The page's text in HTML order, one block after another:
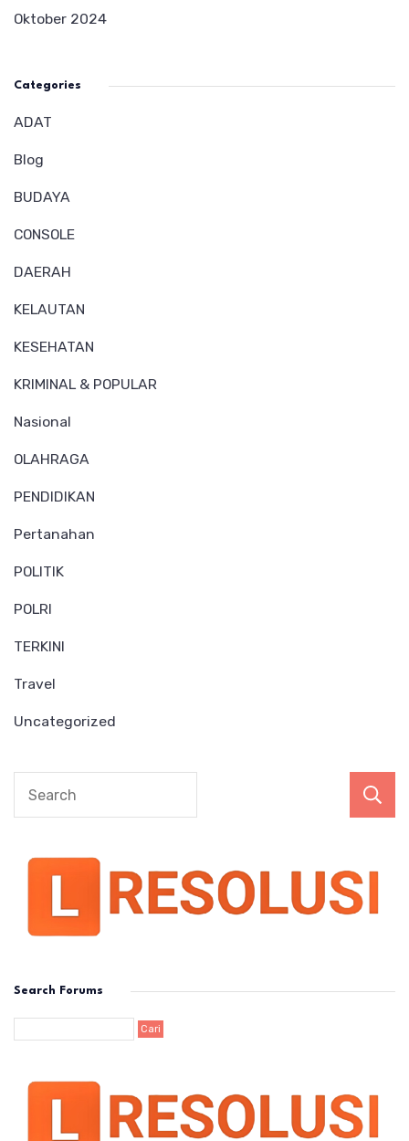
Oktober 2024
Categories
ADAT
Blog
BUDAYA
CONSOLE
DAERAH
KELAUTAN
KESEHATAN
KRIMINAL & POPULAR
Nasional
OLAHRAGA
PENDIDIKAN
Pertanahan
POLITIK
POLRI
TERKINI
Travel
Uncategorized
Search Forums